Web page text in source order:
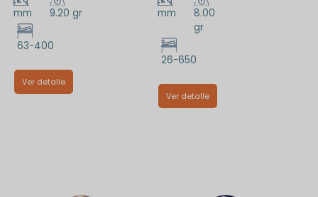
mm 9.20 gr
63-400
Ver detalle
mm
8.00
gr
26-650
Ver detalle